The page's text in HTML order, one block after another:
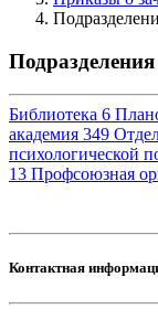
Подразделения
Библиотека 6
академия 349
психологической
13 Профсоюзная
Контактная